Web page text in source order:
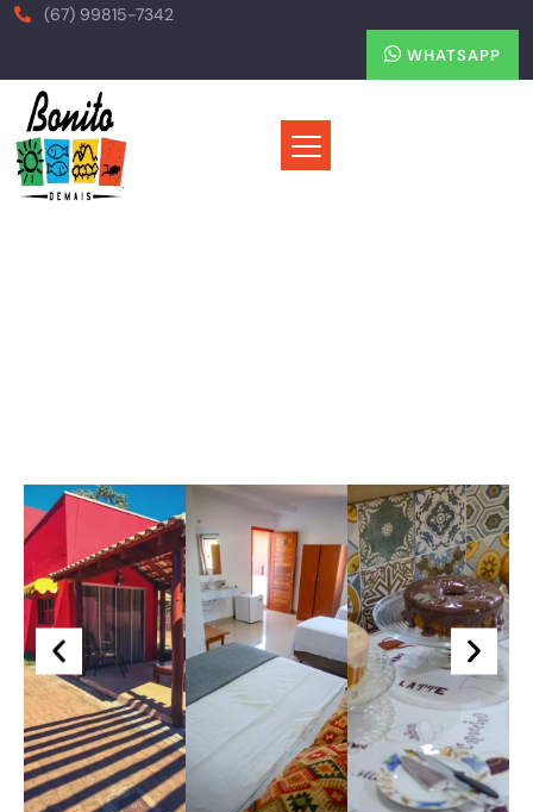
(67) 99815-7342
WHATSAPP